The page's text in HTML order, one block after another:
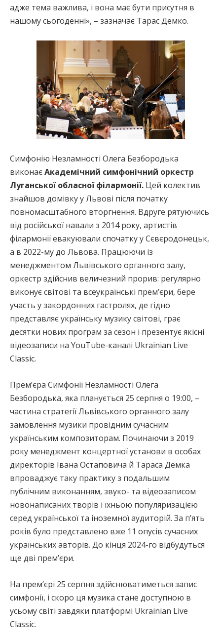
адже тема важлива, і вона має бути присутня в
нашому сьогоденні», – зазначає Тарас Демко.
Симфонію Незламності Олега Безбородька
виконаєАкадемічний симфонічний оркестр
Луганської обласної філармонії. Цей колектив
знайшов домівку у Львові після початку
повномасштабного вторгнення. Вдруге рятуючись
від російської навали з 2014 року, артистів
філармонії евакуювали спочатку у Сєвєродонецьк,
а в 2022-му до Львова. Працюючи із
менеджментом Львівського органного залу,
оркестр здійснив величезний прорив: регулярно
виконує світові та всеукраїнські премʼєри, бере
участь у закордонних гастролях, де гідно
представляє українську музику світові, грає
десятки нових програм за сезон і презентує якісні
відеозаписи на YouTube-каналі Ukrainian Live
Classic.
Премʼєра Симфонії Незламності Олега
Безбородька, яка планується 25 серпня о 19:00, –
частина стратегії Львівського органного залу
замовлення музики провідним сучасним
українським композиторам. Починаючи з 2019
року менеджмент концертної установи в особах
директорів Івана Остаповича й Тараса Демка
впроваджує таку практику з подальшим
публічним виконанням, звуко- та відеозаписом
новонаписаних творів і їхньою популяризацією
серед української та іноземної аудиторій. За п’ять
років було представлено вже 11 опусів сучасних
українських авторів. До кінця 2024-го відбудуться
ще дві премʼєри.
На премʼєрі 25 серпня здійснюватиметься запис
симфонії, і скоро ця музика стане доступною в
усьому світі завдяки платформі Ukrainian Live
Classic.